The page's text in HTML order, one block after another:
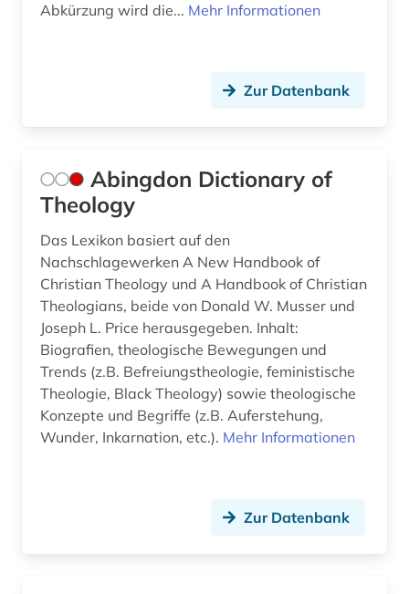
biographie (10)
book e (1)
bosnien-herzegowina (3)
botanik (1)
brauchtum (2)
bremische evangelische kirche (1)
Abkürzung wird die... Mehr Informationen
Zur Datenbank
Abingdon Dictionary of
Theology
Das Lexikon basiert auf den
Nachschlagewerken A New Handbook of
Christian Theology und A Handbook of Christian
Theologians, beide von Donald W. Musser und
Joseph L. Price herausgegeben. Inhalt:
Biografien, theologische Bewegungen und
Trends (z.B. Befreiungstheologie, feministische
Theologie, Black Theology) sowie theologische
Konzepte und Begriffe (z.B. Auferstehung,
Wunder, Inkarnation, etc.). Mehr Informationen
Zur Datenbank